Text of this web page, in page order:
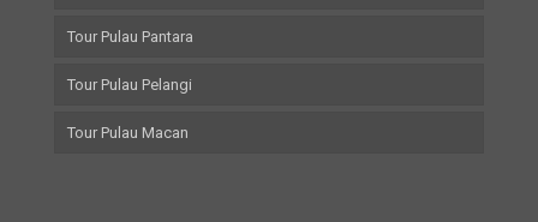
Tour Pulau Pantara
Tour Pulau Pelangi
Tour Pulau Macan